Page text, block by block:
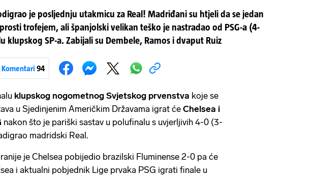
je posljednju utakmicu za Real! Madriđani su htjeli da se jedan
trofejem, ali španjolski velikan teško je nastradao od PSG-a (4-
klupskog SP-a. Zabijali su Dembele, Ramos i dvaput Ruiz
Komentari 94
klupskog nogometnog Svjetskog prvenstva koje se
u Sjedinjenim Američkim Državama igrat će Chelsea i
nakon što je pariški sastav u polufinalu s uvjerljivih 4-0 (3-
madridski Real.
ranije je Chelsea pobijedio brazilski Fluminense 2-0 pa će
i aktualni pobjednik Lige prvaka PSG igrati finale u